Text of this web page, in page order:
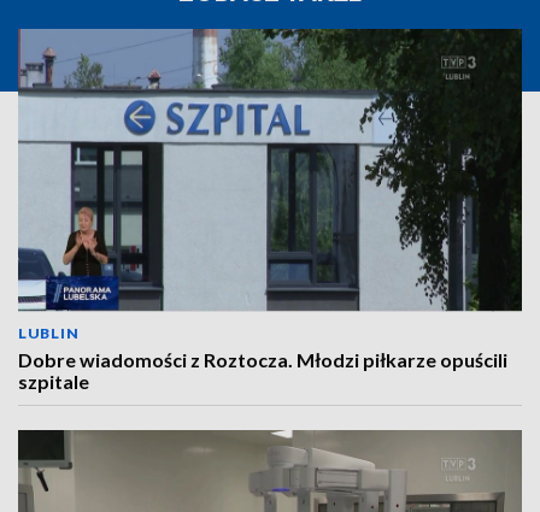
LUBLIN
Dobre wiadomości z Roztocza. Młodzi piłkarze opuścili
szpitale